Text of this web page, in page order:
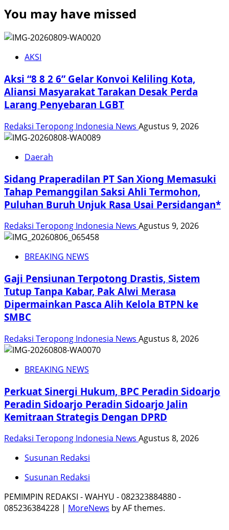
You may have missed
AKSI
Aksi “8 8 2 6” Gelar Konvoi Keliling Kota,
Aliansi Masyarakat Tarakan Desak Perda
Larang Penyebaran LGBT
Redaksi Teropong Indonesia News Agustus 9, 2026
Daerah
Sidang Praperadilan PT San Xiong Memasuki
Tahap Pemanggilan Saksi Ahli Termohon,
Puluhan Buruh Unjuk Rasa Usai Persidangan*
Redaksi Teropong Indonesia News Agustus 9, 2026
BREAKING NEWS
Gaji Pensiunan Terpotong Drastis, Sistem
Tutup Tanpa Kabar, Pak Alwi Merasa
Dipermainkan Pasca Alih Kelola BTPN ke
SMBC
Redaksi Teropong Indonesia News Agustus 8, 2026
BREAKING NEWS
Perkuat Sinergi Hukum, BPC Peradin Sidoarjo
Peradin Sidoarjo Peradin Sidoarjo Jalin
Kemitraan Strategis Dengan DPRD
Redaksi Teropong Indonesia News Agustus 8, 2026
Susunan Redaksi
Susunan Redaksi
PEMIMPIN REDAKSI - WAHYU - 082323884880 -
085236384228 | MoreNews by AF themes.